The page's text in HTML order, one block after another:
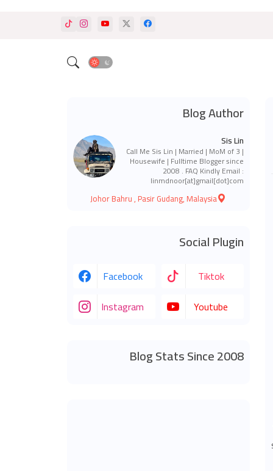
Blog Author
Sis Lin
Call Me Sis Lin | Married | MoM of 3 |
Housewife | Fulltime Blogger since
2008 . FAQ Kindly Email :
linmdnoor[at]gmail[dot]com
Johor Bahru , Pasir Gudang, Malaysia
Social Plugin
Facebook
Tiktok
Instagram
Youtube
Blog Stats Since 2008